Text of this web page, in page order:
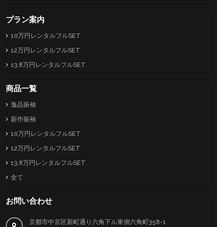
プラン案内
10万円レンタルフルSET
12万円レンタルフルSET
13.8万円レンタルフルSET
商品一覧
逸品振袖
新作振袖
10万円レンタルフルSET
12万円レンタルフルSET
13.8万円レンタルフルSET
全て
お問い合わせ
京都市中京区新町通り六角下ル東側六角町358-1